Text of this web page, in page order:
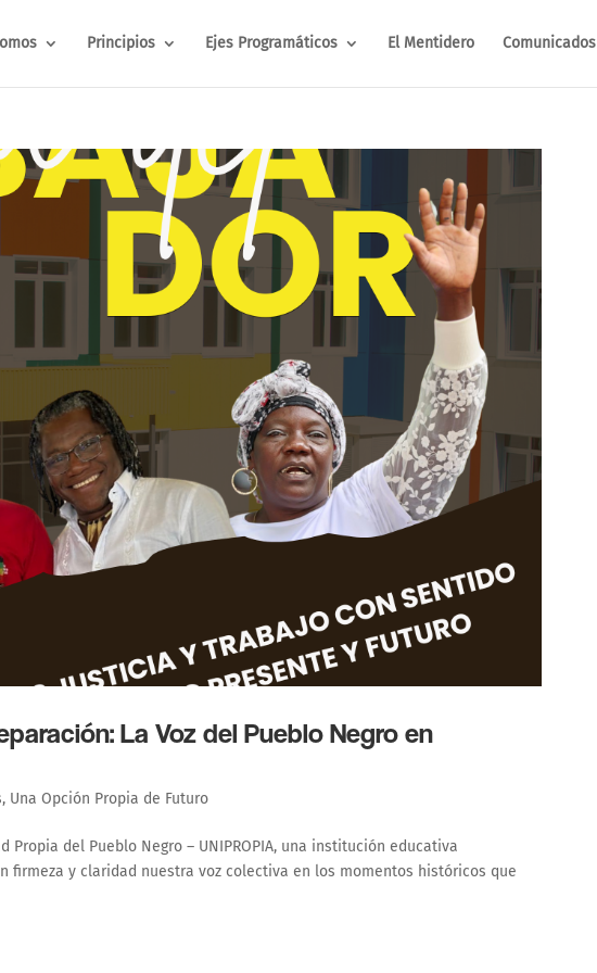
Principios Ejes Programáticos El Mentidero Comunicados
La Voz del Pueblo Negro en
, Una Opción Propia de Futuro
Propia del Pueblo Negro – UNIPROPIA, una institución educativa
firmeza y claridad nuestra voz colectiva en los momentos históricos que